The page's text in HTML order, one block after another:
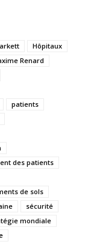
Hôpitaux
Renard
patients
des patients
de sols
sécurité
mondiale